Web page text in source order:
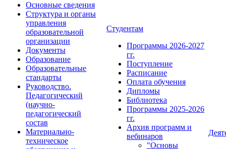
Основные сведения
Структура и органы
управления
образовательной
организации
Документы
Образование
Образовательные
стандарты
Руководство.
Педагогический
(научно-
педагогический
состав
Материально-
техническое
Студентам
Программы 2026-2027
гг.
Поступление
Расписание
Оплата обучения
Дипломы
Библиотека
Программы 2025-2026
гг.
Архив программ и
вебинаров
"Основы